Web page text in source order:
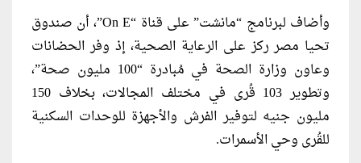
وأضاف لبرنامج “مانشت” على قناة “On E”، أن صندوق
تحيا مصر ركز على الرعاية الصحية، إذ وفر الحضانات
وعاون وزارة الصحة في مُبادرة “100 مليون صحة”،
وتطوير 103 قُرى في مختلف المجالات، بخلاف 150
مليون جنيه لتوفير الفرش والأجهزة للوحدات السكنية
للقُرى وحي الأسمرات.